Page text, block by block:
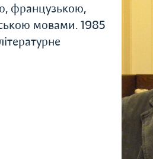
французькою,
мовами. 1985